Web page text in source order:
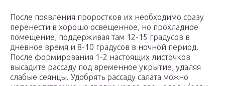
После появления проростков их необходимо сразу
перенести в хорошо освещенное, но прохладное
помещение, поддерживая там 12-15 градусов в
дневное время и 8-10 градусов в ночной период.
После формирования 1-2 настоящих листочков
высадите рассаду под временное укрытие, удаляя
слабые сеянцы. Удобрять рассаду салата можно